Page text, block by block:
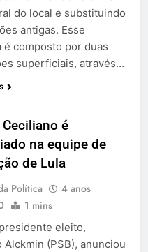
do local e substituindo
antigas. Esse
é composto por duas
superficiais, através…
é
na equipe de
de Lula
Política
4 anos
1 mins
eleito,
Alckmin (PSB), anunciou